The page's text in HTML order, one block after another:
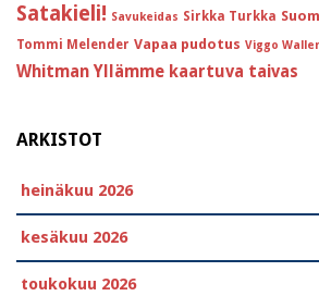
Satakieli! Savukeidas Sirkka Turkka
Tommi Melender Vapaa pudotus Viggo
Whitman Yllämme kaartuva taivas
ARKISTOT
heinäkuu 2026
kesäkuu 2026
toukokuu 2026